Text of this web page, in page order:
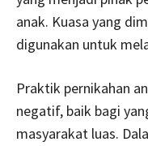
anak. Kuasa yang
digunakan untuk
Praktik pernikahan
negatif, baik bagi
masyarakat luas.